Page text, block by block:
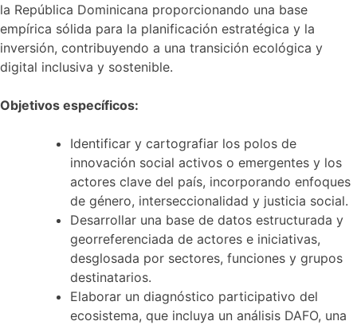
la República Dominicana proporcionando una base
empírica sólida para la planificación estratégica y la
inversión, contribuyendo a una transición ecológica y
digital inclusiva y sostenible.
Objetivos específicos:
Identificar y cartografiar los polos de
innovación social activos o emergentes y los
actores clave del país, incorporando enfoques
de género, interseccionalidad y justicia social.
Desarrollar una base de datos estructurada y
georreferenciada de actores e iniciativas,
desglosada por sectores, funciones y grupos
destinatarios.
Elaborar un diagnóstico participativo del
ecosistema, que incluya un análisis DAFO, una